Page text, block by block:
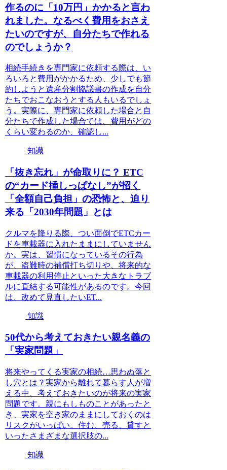
作るのに「10万円」かかると言わ
れました。なるべく費用をおさえ
たいのですが、自分たちで作れる
のでしょうか？
相続手続きを専門家に依頼する際は、い
ろいろと費用がかかるため、少しでも節
約しようと遺産分割協議書の作成を自分
たちでおこなおうとする人もいるでしょ
う。実際に、専門家に依頼した場合と自
分たちで作成した場合では、費用がどの
くらい変わるのか、確認し...
知識
「抜き忘れ」が命取りに？ ETC
の“カード挿しっぱなし”が招く
「全額自己負担」の恐怖と、迫り
来る「2030年問題」とは
クルマを降りる際、つい面倒でETCカー
ドを車載器に入れたままにしていません
か。実は、習慣になっているその行為
が、盗難時の補償打ち切りや、将来的な
車載器の利用停止といった大きなトラブ
ルに直結する可能性があるのです。今回
は、改めて見直したいET...
知識
50代から考えておきたい親名義の
「実家問題」
将来やってくる実家の相続…思わぬ落と
し穴とは？実家から離れて暮らす人が増
える中、考えておきたいのが将来の実家
問題です。親にもしものことがあったと
き、実家を空き家のままにしておくのは
リスクがいっぱい。住む、売る、貸すと
いったさまざまな選択肢の...
知識